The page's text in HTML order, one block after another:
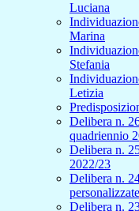
Luciana
Marina
Stefania
Letizia
Delibera n.
quadriennio
Delibera n.
2022/23
Delibera n.
Delibera n.